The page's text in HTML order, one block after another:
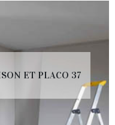
ET PLACO 37